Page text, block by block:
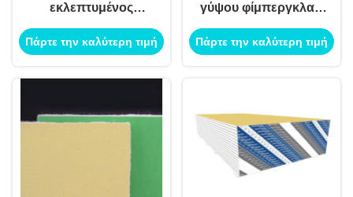
εκλεπτυμένος
πίνακας γύψου
φίμπεργκλας ακρών
2440mm
Πάρτε την καλύτερη τιμή
γύψου φίμπεργκλας,
γυψοσανίδα 12mm
8x4 για το χώρισμα
Πάρτε την καλύτερη τιμή